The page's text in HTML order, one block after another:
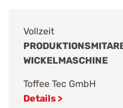
Vollzeit
WICKELMASCHINE
Toffee Tec GmbH
Details >